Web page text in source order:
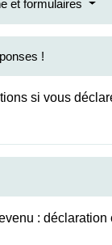
et formulaires
!
si vous
: déclaration